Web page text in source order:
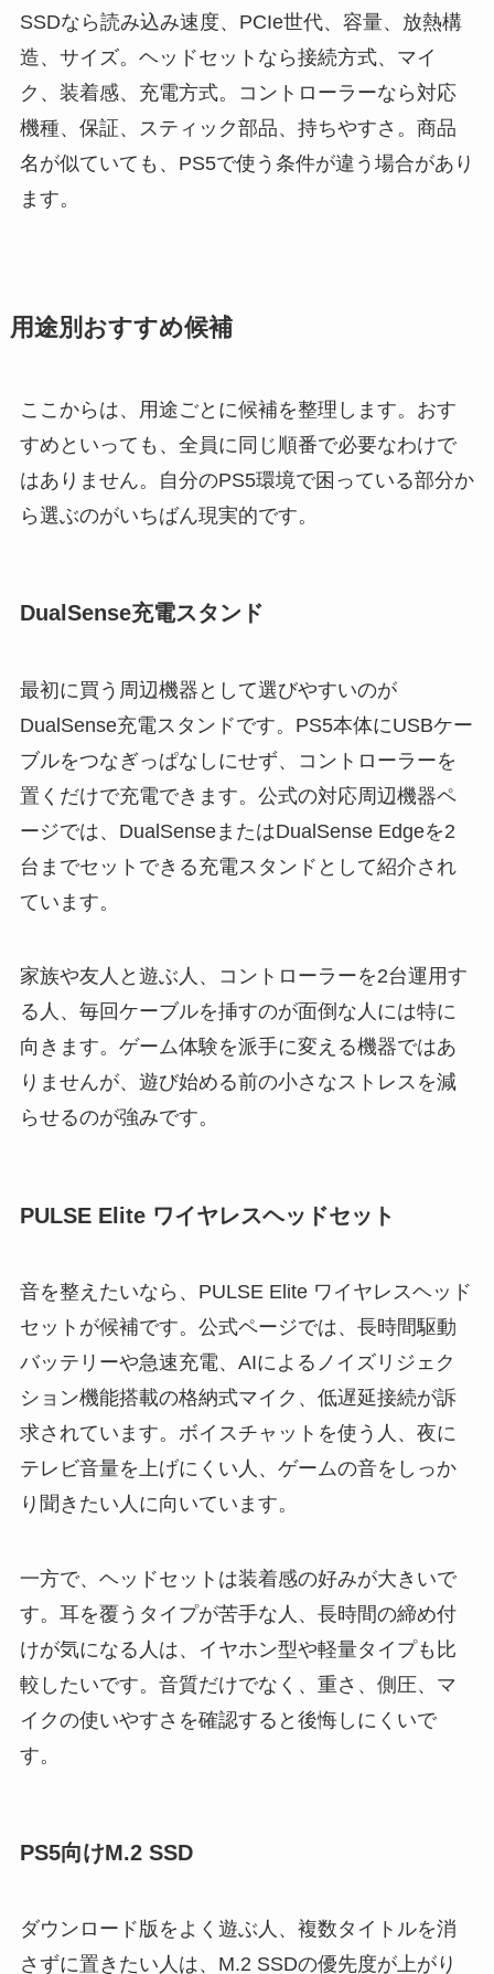
SSDなら読み込み速度、PCIe世代、容量、放熱構
造、サイズ。ヘッドセットなら接続方式、マイ
ク、装着感、充電方式。コントローラーなら対応
機種、保証、スティック部品、持ちやすさ。商品
名が似ていても、PS5で使う条件が違う場合があり
ます。
用途別おすすめ候補
ここからは、用途ごとに候補を整理します。おす
すめといっても、全員に同じ順番で必要なわけで
はありません。自分のPS5環境で困っている部分か
ら選ぶのがいちばん現実的です。
DualSense充電スタンド
最初に買う周辺機器として選びやすいのが
DualSense充電スタンドです。PS5本体にUSBケー
ブルをつなぎっぱなしにせず、コントローラーを
置くだけで充電できます。公式の対応周辺機器ペ
ージでは、DualSenseまたはDualSense Edgeを2
台までセットできる充電スタンドとして紹介され
ています。
家族や友人と遊ぶ人、コントローラーを2台運用す
る人、毎回ケーブルを挿すのが面倒な人には特に
向きます。ゲーム体験を派手に変える機器ではあ
りませんが、遊び始める前の小さなストレスを減
らせるのが強みです。
PULSE Elite ワイヤレスヘッドセット
音を整えたいなら、PULSE Elite ワイヤレスヘッド
セットが候補です。公式ページでは、長時間駆動
バッテリーや急速充電、AIによるノイズリジェク
ション機能搭載の格納式マイク、低遅延接続が訴
求されています。ボイスチャットを使う人、夜に
テレビ音量を上げにくい人、ゲームの音をしっか
り聞きたい人に向いています。
一方で、ヘッドセットは装着感の好みが大きいで
す。耳を覆うタイプが苦手な人、長時間の締め付
けが気になる人は、イヤホン型や軽量タイプも比
較したいです。音質だけでなく、重さ、側圧、マ
イクの使いやすさを確認すると後悔しにくいで
す。
PS5向けM.2 SSD
ダウンロード版をよく遊ぶ人、複数タイトルを消
さずに置きたい人は、M.2 SSDの優先度が上がり